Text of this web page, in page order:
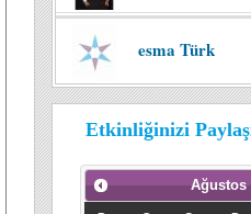
esma Türk
Etkinliğinizi
Ağustos